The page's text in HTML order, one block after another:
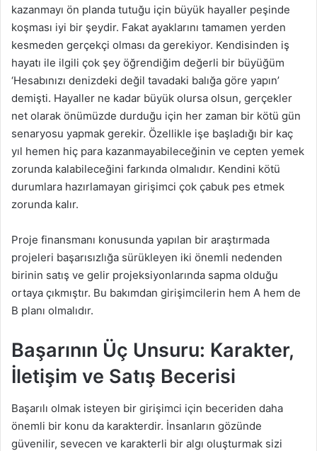
kazanmayı ön planda tutuğu için büyük hayaller peşinde
koşması iyi bir şeydir. Fakat ayaklarını tamamen yerden
kesmeden gerçekçi olması da gerekiyor. Kendisinden iş
hayatı ile ilgili çok şey öğrendiğim değerli bir büyüğüm
‘Hesabınızı denizdeki değil tavadaki balığa göre yapın’
demişti. Hayaller ne kadar büyük olursa olsun, gerçekler
net olarak önümüzde durduğu için her zaman bir kötü gün
senaryosu yapmak gerekir. Özellikle işe başladığı bir kaç
yıl hemen hiç para kazanmayabileceğinin ve cepten yemek
zorunda kalabileceğini farkında olmalıdır. Kendini kötü
durumlara hazırlamayan girişimci çok çabuk pes etmek
zorunda kalır.
Proje finansmanı konusunda yapılan bir araştırmada
projeleri başarısızlığa sürükleyen iki önemli nedenden
birinin satış ve gelir projeksiyonlarında sapma olduğu
ortaya çıkmıştır. Bu bakımdan girişimcilerin hem A hem de
B planı olmalıdır.
Başarının Üç Unsuru: Karakter,
İletişim ve Satış Becerisi
Başarılı olmak isteyen bir girişimci için beceriden daha
önemli bir konu da karakterdir. İnsanların gözünde
güvenilir, sevecen ve karakterli bir algı oluşturmak sizi